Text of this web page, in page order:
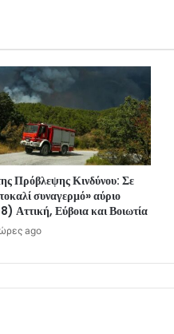
Πρόβλεψης Κινδύνου: Σε
συναγερμό» αύριο
Αττική, Εύβοια και Βοιωτία
ago